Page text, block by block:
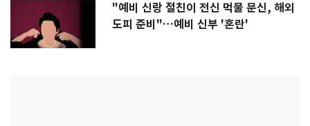
"예비 신랑 절친이 전신 먹물 문신, 해외
도피 준비"…예비 신부 '혼란'